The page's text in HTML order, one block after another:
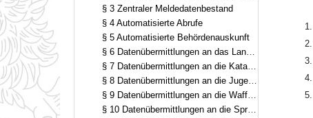
§ 3 Zentraler Meldedatenbestand
§ 4 Automatisierte Abrufe
§ 5 Automatisierte Behördenauskunft
§ 6 Datenübermittlungen an das Landeskriminalamt
§ 7 Datenübermittlungen an die Katastrophenschutzbehörden
§ 8 Datenübermittlungen an die Jugendämter
§ 9 Datenübermittlungen an die Waffenerlaubnisbehörden
§ 10 Datenübermittlungen an die Sprengstoffbehörden
1.
2.
3.
4.
5.